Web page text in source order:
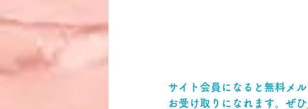
サイト会員になると無料メ
お受け取りになれます。ぜひ